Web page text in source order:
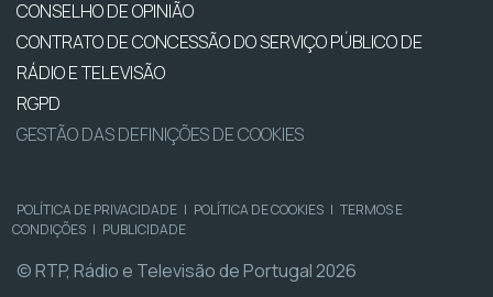
CONSELHO DE OPINIÃO
CONTRATO DE CONCESSÃO DO SERVIÇO PÚBLICO DE
RÁDIO E TELEVISÃO
RGPD
GESTÃO DAS DEFINIÇÕES DE COOKIES
POLÍTICA DE PRIVACIDADE | POLÍTICA DE COOKIES | TERMOS E
CONDIÇÕES | PUBLICIDADE
© RTP, Rádio e Televisão de Portugal 2026